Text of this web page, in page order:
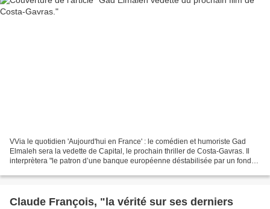
VVia le quotidien 'Aujourd'hui en France' : le comédien et humoriste Gad
Elmaleh sera la vedette de Capital, le prochain thriller de Costa-Gavras. Il
interprètera "le patron d’une banque européenne déstabilisée par un fonds
Claude François, "la vérité sur ses derniers